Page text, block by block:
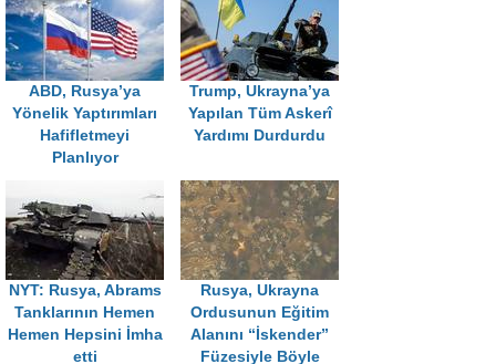
ABD, Rusya’ya
Yönelik Yaptırımları
Hafifletmeyi
Planlıyor
Trump, Ukrayna’ya
Yapılan Tüm Askerî
Yardımı Durdurdu
NYT: Rusya, Abrams
Tanklarının Hemen
Hemen Hepsini İmha
etti
Rusya, Ukrayna
Ordusunun Eğitim
Alanını “İskender”
Füzesiyle Böyle